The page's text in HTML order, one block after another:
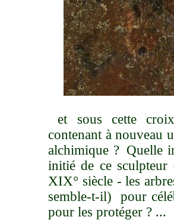
et sous cette
contenant à nouveau
alchimique ? Quelle
initié de ce sculpteur
XIX° siècle - les
semble-t-il) pour
pour les protéger ? ...